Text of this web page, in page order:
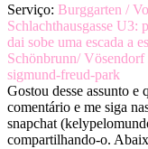
Serviço: Burggarten /
Schlachthausgasse U3:
dai sobe uma escada a
Schönbrunn/ Vösendorf
sigmund-freud-park
Gostou desse assunto e
comentário e me siga
snapchat
compartilhando-o.